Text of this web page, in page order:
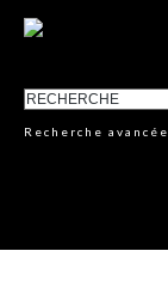
Recherche avancée